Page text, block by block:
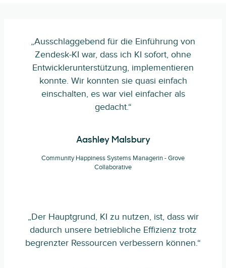
„Ausschlaggebend für die Einführung von
Zendesk-KI war, dass ich KI sofort, ohne
Entwicklerunterstützung, implementieren
konnte. Wir konnten sie quasi einfach
einschalten, es war viel einfacher als
gedacht.“
Aashley Malsbury
Community Happiness Systems Managerin - Grove
Collaborative
„Der Hauptgrund, KI zu nutzen, ist, dass wir
dadurch unsere betriebliche Effizienz trotz
begrenzter Ressourcen verbessern können.“